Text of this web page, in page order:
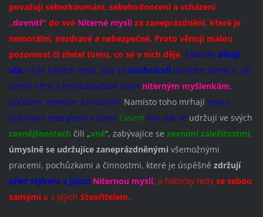
považují sebezkoumání, sebehodnocení a vcházení
„dovnitř“ do své Niterné mysli za zaneprázdnění, které je
nemorální, nezdravé a nebezpečné. Proto věnují malou
pozornost či zřetel tomu, co se v nich děje. Fakticky dělají
vše, co je v jejich moci, aby se neobracelido sebe samých, do
svého nitra a nenaslouchali svým niterným myšlenkám,
pocitům, vjemům a intuicím. Namísto toho mrhají svými
vzácnými energiemi a svým časem tím, jak se udržují ve svých
zevnějšnostech čili „vně“, zabývajíce se zevními záležitostmi,
úmyslně se udržujíce zaneprázdněnými všemožnými
pracemi, pochůzkami a činnostmi, které je úspěšně zdržují
před stykem s jejich Niternou myslí, a fakticky tedy se sebou
samými a s jejich Stvořitelem.